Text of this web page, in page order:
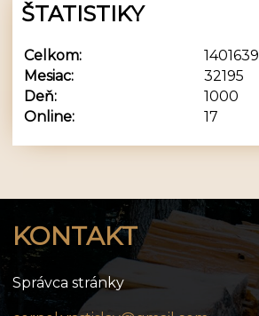
ŠTATISTIKY
Online: 17
Celkom:
1401639
Mesiac:
32195
Deň:
1000
KONTAKT
Správca stránky